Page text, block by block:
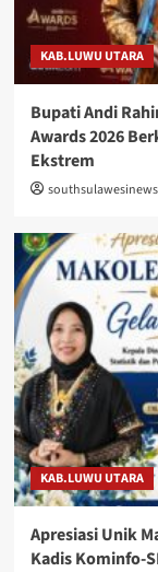
KAB.LUWU UTARA
Bupati Andi
Awards 2026
Ekstrem
KAB.LUWU UTARA
Apresiasi Unik
Kadis Kominfo-